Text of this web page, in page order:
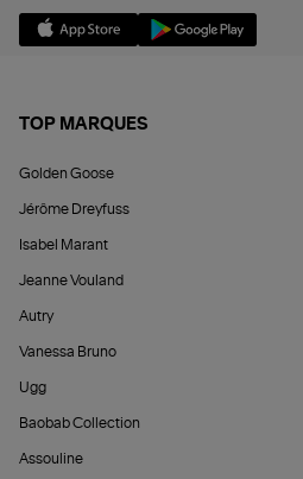
TOP MARQUES
Golden Goose
Jérôme Dreyfuss
Isabel Marant
Jeanne Vouland
Autry
Vanessa Bruno
Ugg
Baobab Collection
Assouline